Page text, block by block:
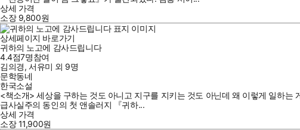
상세 가격
소장 9,800원
상세페이지 바로가기
귀하의 노고에 감사드립니다
4.4점7명참여
김의경, 서유미 외 9명
문학동네
한국소설
<책소개> 세상을 구하는 것도 아니고 지구를 지키는 것도 아닌데 왜 이렇게 일하는
급사실주의 동인의 첫 앤솔러지 『귀하...
상세 가격
소장11,900원